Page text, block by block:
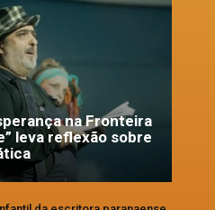
na Fronteira
leva reflexão sobre